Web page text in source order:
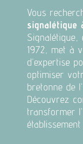
Vous
signalétique
1972, met à
d’expertise
optimiser
bretonne de
Découvrez
transformer